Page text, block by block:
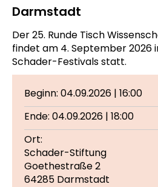
Darmstadt
Der 25. Runde Tisch
findet am 4. September 2026
Schader-Festivals statt.
Beginn: 04.09.2026 | 16:00
Ende: 04.09.2026 | 18:00
Ort:
Schader-Stiftung
Goethestraße 2
64285 Darmstadt